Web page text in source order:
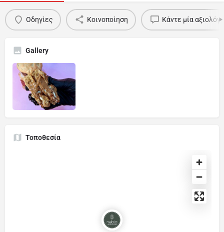
Οδηγίες Κοινοποίηση Κάντε μία
Gallery
Τοποθεσία